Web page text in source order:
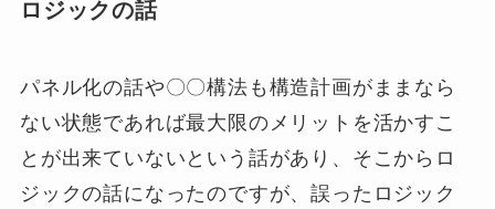
ロジックの話
パネル化の話や〇〇構法も構造計画がままなら
ない状態であれば最大限のメリットを活かすこ
とが出来ていないという話があり、そこからロ
ジックの話になったのですが、誤ったロジック